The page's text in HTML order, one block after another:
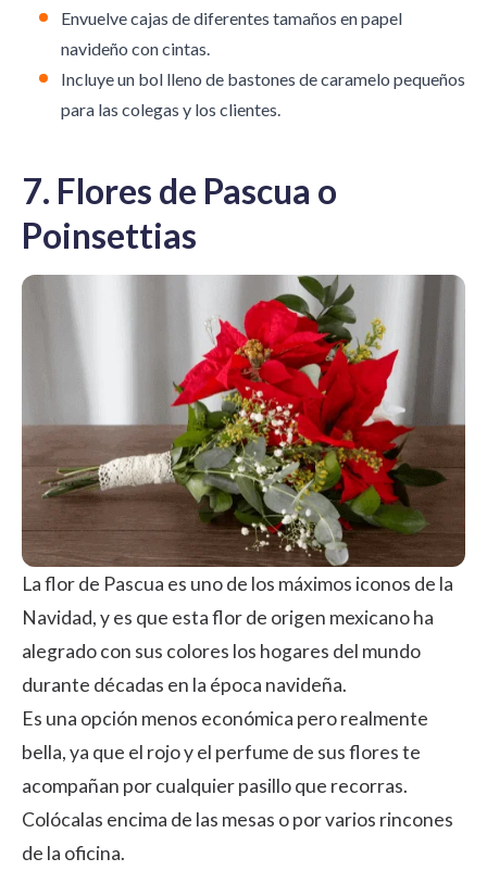
Envuelve cajas de diferentes tamaños en papel
navideño con cintas.
Incluye un bol lleno de bastones de caramelo pequeños
para las colegas y los clientes.
7. Flores de Pascua o
Poinsettias
La flor de Pascua es uno de los máximos iconos de la
Navidad, y es que esta flor de origen mexicano ha
alegrado con sus colores los hogares del mundo
durante décadas en la época navideña.
Es una opción menos económica pero realmente
bella, ya que el rojo y el perfume de sus flores te
acompañan por cualquier pasillo que recorras.
Colócalas encima de las mesas o por varios rincones
de la oficina.